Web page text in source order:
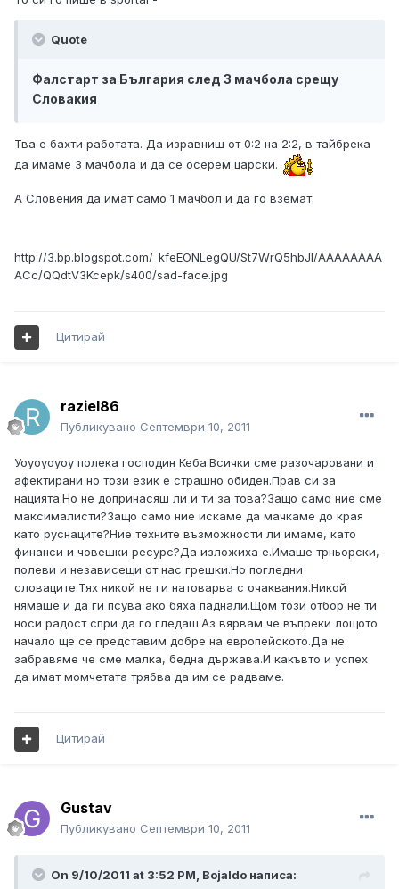
Quote
Фалстарт за България след 3 мачбола срещу
Словакия
Тва е бахти работата. Да изравниш от 0:2 на 2:2, в тайбрека
да имаме 3 мачбола и да се осерем царски.
А Словения да имат само 1 мачбол и да го вземат.
http://3.bp.blogspot.com/_kfeEONLegQU/St7WrQ5hbJI/AAAAAAAA
ACc/QQdtV3Kcepk/s400/sad-face.jpg
Цитирай
raziel86
Публикувано Септември 10, 2011
Уоуоуоуоу полека господин Кеба.Всички сме разочаровани и
афектирани но този език е страшно обиден.Прав си за
нацията.Но не допринасяш ли и ти за това?Защо само ние сме
максималисти?Защо само ние искаме да мачкаме до края
като руснаците?Ние техните възможности ли имаме, като
финанси и човешки ресурс?Да изложиха е.Имаше трньорски,
полеви и независещи от нас грешки.Но погледни
словаците.Тях никой не ги натоварва с очаквания.Никой
нямаше и да ги псува ако бяха паднали.Щом този отбор не ти
носи радост спри да го гледаш.Аз вярвам че въпреки лощото
начало ще се представим добре на европейското.Да не
забравяме че сме малка, бедна държава.И какъвто и успех
да имат момчетата трябва да им се радваме.
Цитирай
Gustav
Публикувано Септември 10, 2011
On 9/10/2011 at 3:52 PM, Bojaldo написа: